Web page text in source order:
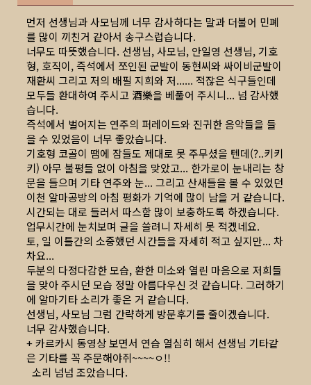
먼저 선생님과 사모님께 너무 감사하다는 말과 더불어 민폐
를 많이 끼친거 같아서 송구스럽습니다.
너무도 따뜻했습니다. 선생님, 사모님, 안일영 선생님, 기호
형, 호직이, 즉석에서 쪼인된 군발이 동현씨와 싸이비군발이
재환씨 그리고 저의 배필 지희와 저...... 적잖은 식구들인데
모두들 환대하여 주시고 酒樂을 베풀어 주시니... 넘 감사했
습니다.
즉석에서 벌어지는 연주의 퍼레이드와 진귀한 음악들을 들
을 수 있었음이 너무 좋았습니다.
기호형 코골이 땜에 잠들도 제대로 못 주무셨을 텐데(?..키키
키) 아무 불평들 없이 아침을 맞았고... 한가로이 눈내리는 창
문을 들으며 기타 연주와 눈... 그리고 산새들을 볼 수 있었던
이천 알마공방의 아침 평화가 기억에 많이 남을 거 같습니다.
시간되는 대로 들러서 따스함 많이 보충하도록 하겠습니다.
업무시간에 눈치보며 글을 쓸려니 자세히 못 적겠네요.
토, 일 이틀간의 소중했던 시간들을 자세히 적고 싶지만... 차
차요...
두분의 다정다감한 모습, 환한 미소와 열린 마음으로 저희들
을 맞아 주시던 모습 정말 아름다우신 것 같습니다. 그러하기
에 알마기타 소리가 좋은 거 같습니다.
선생님, 사모님 그럼 간략하게 방문후기를 줄이겠습니다.
너무 감사했습니다.
+ 카르카시 동영상 보면서 연습 열심히 해서 선생님 기타같
은 기타를 꼭 주문해야쥐~~~~ㅇ!!
소리 넘넘 조았습니다.